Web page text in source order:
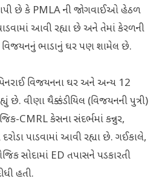
છે કે PMLA ની જોગવાઈઓ હેઠળ
આવી રહ્યા છે અને તેમાં કેરળની
વિજયનનું ભાડાનું ઘર પણ શામેલ છે.
વિજયનના ઘર અને અન્ય 12
છે. વીણા થૈક્કંડીયિલ (વિજયનની પુત્રી)
CMRL કેસના સંદર્ભમાં કન્નુર,
પાડવામાં આવી રહ્યા છે. ગઈકાલે,
સોદામાં ED તપાસને પડકારતી
હતી.